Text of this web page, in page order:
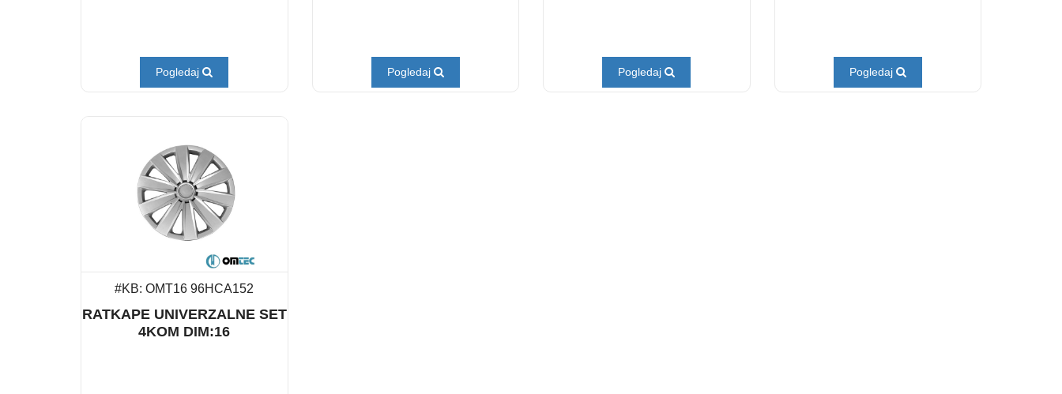
Pogledaj Pogledaj Pogledaj Pogledaj
#KB: OMT16 96HCA152
RATKAPE UNIVERZALNE SET
4KOM DIM:16